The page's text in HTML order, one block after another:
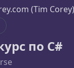
с Blazor —
архитектуры
как тем,
(Tim Corey)
по C#